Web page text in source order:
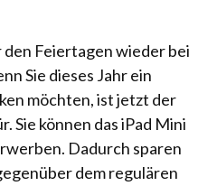
Feiertagen wieder bei
Sie dieses Jahr ein
möchten, ist jetzt der
Sie können das iPad Mini
Dadurch sparen
dem regulären